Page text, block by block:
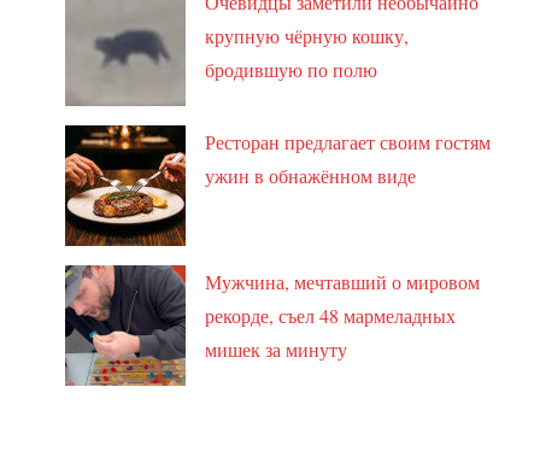
крупную чёрную кошку,
бродившую по полю
Ресторан предлагает своим гостям
ужин в обнажённом виде
Мужчина, мечтавший о мировом
рекорде, съел 48 мармеладных
мишек за минуту